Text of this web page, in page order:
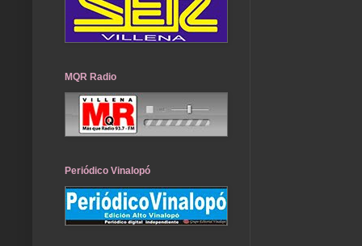
MQR Radio
Periódico Vinalopó